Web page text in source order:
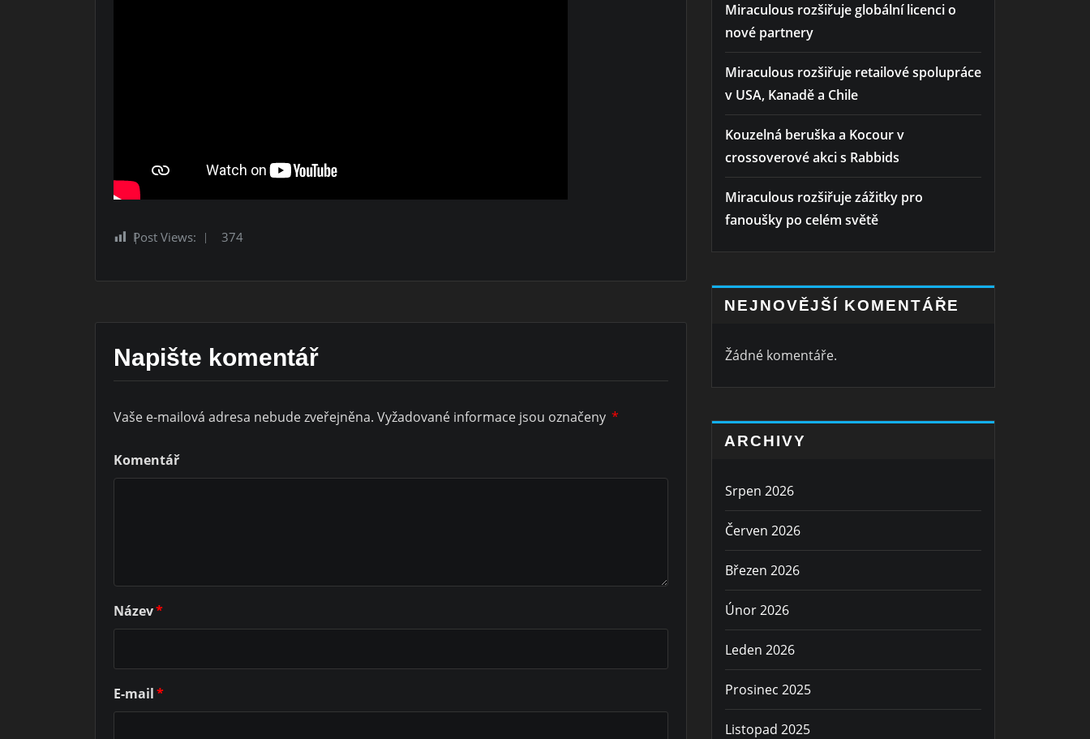
Post Views: 374
Napište komentář
Vaše e-mailová adresa nebude zveřejněna. Vyžadované informace jsou označeny *
Komentář
Název*
E-mail*
Miraculous rozšiřuje globální licenci o
nové partnery
Miraculous rozšiřuje retailové spolupráce
v USA, Kanadě a Chile
Kouzelná beruška a Kocour v
crossoverové akci s Rabbids
Miraculous rozšiřuje zážitky pro
fanoušky po celém světě
NEJNOVĚJŠÍ KOMENTÁŘE
Žádné komentáře.
ARCHIVY
Srpen 2026
Červen 2026
Březen 2026
Únor 2026
Leden 2026
Prosinec 2025
Listopad 2025